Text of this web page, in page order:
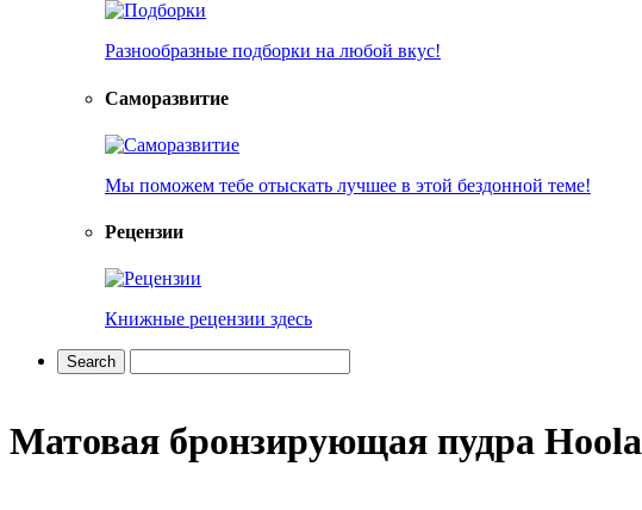
Разнообразные подборки на любой вкус!
Саморазвитие
Мы поможем тебе отыскать лучшее в этой бездонной теме!
Рецензии
Книжные рецензии здесь
Матовая бронзирующая пудра Hoola